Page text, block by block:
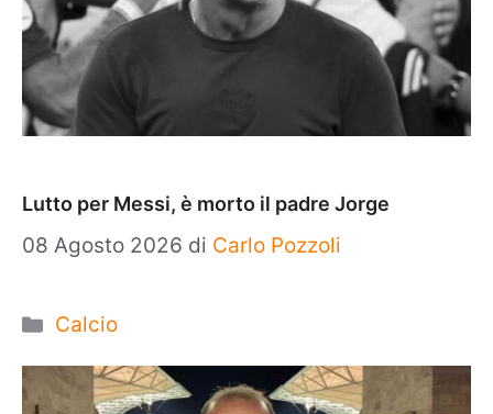
Lutto per Messi, è morto il padre Jorge
08 Agosto 2026 di Carlo Pozzoli
Categorie
Calcio